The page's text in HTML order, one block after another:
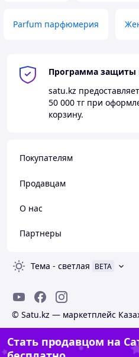
Parfum парфюмерия
Программа защиты
satu.kz
50 000 тг при
корзину.
Покупателям
Продавцам
О нас
Партнеры
Тема - светлая BETA
© Satu.kz — маркетплейс
Стать продавцом на